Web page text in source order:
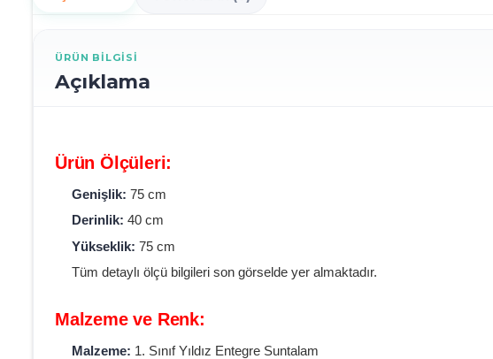
ÜRÜN BILGISI
Açıklama
Ürün Ölçüleri:
Genişlik: 75 cm
Derinlik: 40 cm
Yükseklik: 75 cm
Tüm detaylı ölçü bilgileri son görselde yer almaktadır.
Malzeme ve Renk:
Malzeme: 1. Sınıf Yıldız Entegre Suntalam